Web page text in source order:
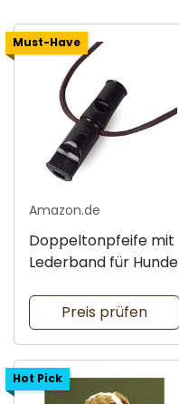
Must-Have
Amazon.de
Doppeltonpfeife mit
Lederband für Hunde
Preis prüfen
Hot Pick